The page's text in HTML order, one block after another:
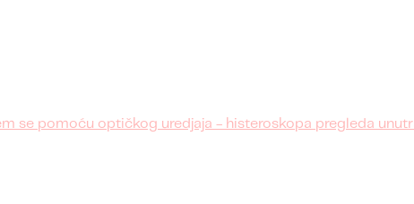
se pomoću optičkog uredjaja - histeroskopa pregleda